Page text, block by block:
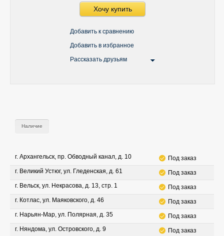
Хочу купить
Добавить к сравнению
Добавить в избранное
Рассказать друзьям
Наличие
г. Архангельск, пр. Обводный канал, д. 10
Под заказ
г. Великий Устюг, ул. Гледенская, д. 61
Под заказ
г. Вельск, ул. Некрасова, д. 13, стр. 1
Под заказ
г. Котлас, ул. Маяковского, д. 46
Под заказ
г. Нарьян-Мар, ул. Полярная, д. 35
Под заказ
г. Няндома, ул. Островского, д. 9
Под заказ